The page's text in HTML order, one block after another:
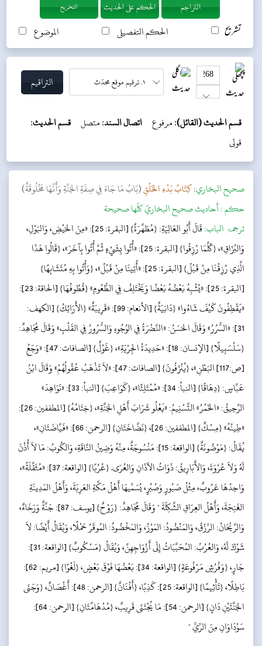
تشریح الحکم التفصیلی الموضوع
التخريج
قسم الحديث (القائل):مرفوع اتصال السند:متصل قسم الحديث:
قولی
‌صحيح البخاري:كِتَابُ بَدْءِ الخَلْقِ(بَابُ مَا جَاءَ فِي صِفَةِ الجَنَّةِ وَأَنَّهَا مَخْلُوقَةٌ)
حکم :أحاديث صحيح البخاريّ كلّها صحيحة
ترجمۃ الباب:
قَالَ أَبُو العَالِيَةِ: {مُطَهَّرَةٌ} [البقرة: 25]: «مِنَ الحَيْضِ، وَالبَوْلِ،
وَالبُزَاقِ»، {كُلَّمَا رُزِقُوا} [البقرة: 25]: «أُتُوا بِشَيْءٍ ثُمَّ أُتُوا بِآخَرَ»، {قَالُوا هَذَا
الَّذِي رُزِقْنَا مِنْ قَبْلُ} [البقرة: 25]: «أُتِينَا مِنْ قَبْلُ»، {وَأُتُوا بِهِ مُتَشَابِهًا}
[البقرة: 25]: «يُشْبِهُ بَعْضُهُ بَعْضًا وَيَخْتَلِفُ فِي الطُّعُومِ» {قُطُوفُهَا} [الحاقة: 23]:
«يَقْطِفُونَ كَيْفَ شَاءُوا» {دَانِيَةٌ} [الأنعام: 99]: «قَرِيبَةٌ» {الأَرَائِكُ} [الكهف:
31]: «السُّرُرُ» وَقَالَ الحَسَنُ: «النَّضْرَةُ فِي الوُجُوهِ وَالسُّرُورُ فِي القَلْبِ» وَقَالَ مُجَاهِدٌ:
{سَلْسَبِيلًا} [الإنسان: 18]: «حَدِيدَةُ الجِرْيَةِ»، {غَوْلٌ} [الصافات: 47]: «وَجَعُ
[ص:117] البَطْنِ»، {يُنْزَفُونَ} [الصافات: 47]: «لاَ تَذْهَبُ عُقُولُهُمْ» وَقَالَ ابْنُ
عَبَّاسٍ: {دِهَاقًا} [النبأ: 34]: «مُمْتَلِئًا»، {كَوَاعِبَ} [النبأ: 33]: «نَوَاهِدَ»
الرَّحِيقُ: «الخَمْرُ» التَّسْنِيمُ: «يَعْلُو شَرَابَ أَهْلِ الجَنَّةِ»، {خِتَامُهُ} [المطففين: 26]:
«طِينُهُ» {مِسْكٌ} [المطففين: 26]، {نَضَّاخَتَانِ} [الرحمن: 66]: «فَيَّاضَتَانِ»،
يُقَالُ: {مَوْضُونَةٌ} [الواقعة: 15]: مَنْسُوجَةٌ، مِنْهُ وَضِينُ النَّاقَةِ، وَالكُوبُ: مَا لاَ أُذْنَ
لَهُ وَلاَ عُرْوَةَ، وَالأَبَارِيقُ: ذَوَاتُ الآذَانِ وَالعُرَى. {عُرُبًا} [الواقعة: 37]: «مُثَقَّلَةً»،
وَاحِدُهَا عَرُوبٌ، مِثْلُ صَبُورٍ وَصُبُرٍ، يُسَمِّيهَا أَهْلُ مَكَّةِ العَرِبَةَ، وَأَهْلُ المَدِينَةِ
الغَنِجَةَ، وَأَهْلُ العِرَاقِ الشَّكِلَةَ " وَقَالَ مُجَاهِدٌ: {رَوْحٌ} [يوسف: 87]: جَنَّةٌ وَرَخَاءٌ،
وَالرَّيْحَانُ: الرِّزْقُ، وَالمَنْضُودُ: المَوْزُ، وَالمَخْضُودُ: المُوقَرُ حَمْلًا، وَيُقَالُ أَيْضًا: لاَ
شَوْكَ لَهُ، وَالعُرُبُ: المُحَبَّبَاتُ إِلَى أَزْوَاجِهِنَّ، وَيُقَالُ {مَسْكُوبٌ} [الواقعة: 31]:
جَارٍ، {وَفُرُشٍ مَرْفُوعَةٍ} [الواقعة: 34]: بَعْضُهَا فَوْقَ بَعْضٍ، {لَغْوًا} [مريم: 62]:
بَاطِلًا، {تَأْثِيمًا} [الواقعة: 25]: كَذِبًا، {أَفْنَانٌ} [الرحمن: 48]: أَغْصَانٌ، {وَجَنَى
الجَنَّتَيْنِ دَانٍ} [الرحمن: 54]: مَا يُجْتَنَى قَرِيبٌ، {مُدْهَامَّتَانِ} [الرحمن: 64]:
سَوْدَاوَانِ مِنَ الرِّيِّ "